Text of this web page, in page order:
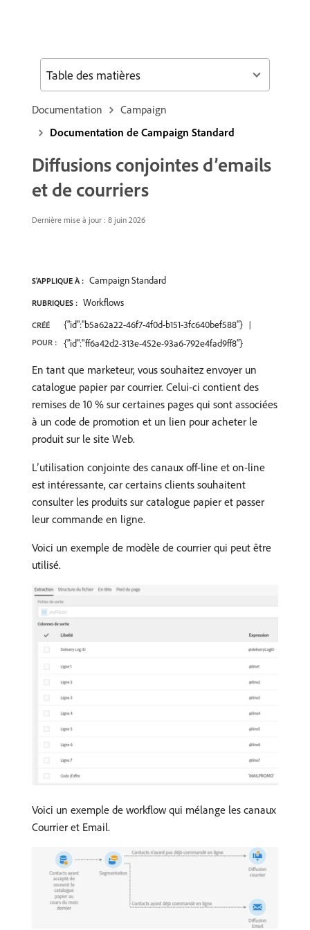
Documentation
Campaign
Documentation de Campaign Standard
Diffusions conjointes d’emails
et de courriers
Dernière mise à jour : 8 juin 2026
S'APPLIQUE À : Campaign Standard
RUBRIQUES : Workflows
CRÉÉ
POUR :
{"id":"b5a62a22-46f7-4f0d-b151-3fc640bef588"}
{"id":"ff6a42d2-313e-452e-93a6-792e4fad9ff8"}
En tant que marketeur, vous souhaitez envoyer un
catalogue papier par courrier. Celui-ci contient des
remises de 10 % sur certaines pages qui sont associées
à un code de promotion et un lien pour acheter le
produit sur le site Web.
L’utilisation conjointe des canaux off-line et on-line
est intéressante, car certains clients souhaitent
consulter les produits sur catalogue papier et passer
leur commande en ligne.
Voici un exemple de modèle de courrier qui peut être
utilisé.
Voici un exemple de workflow qui mélange les canaux
Courrier et Email.
Table des matières